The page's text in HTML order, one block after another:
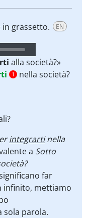
in grassetto. EN
alla società?»
1 nella società?
integrartinella
a Sotto
far
infinito, mettiamo
sola parola.